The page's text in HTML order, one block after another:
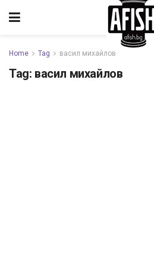
Home Tag васил михайлов
Tag: васил михайлов